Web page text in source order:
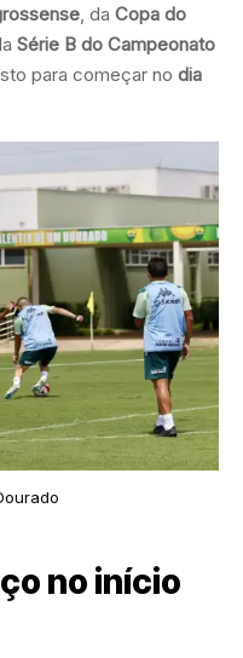
, da Copa do
Série B do Campeonato
para começar no dia
no início